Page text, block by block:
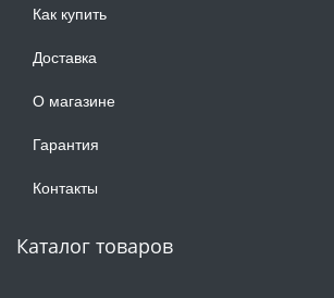
Как купить
Доставка
О магазине
Гарантия
Контакты
Каталог товаров